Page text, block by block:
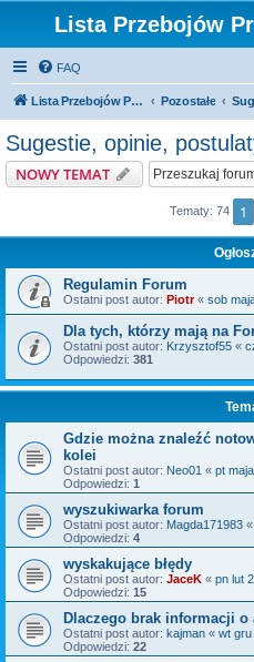
Lista Przebojów
FAQ
Lista Przebojów Programu Trzeciego Pozostałe
Sugestie, opinie,
NOWY TEMAT
Tematy: 74 1
Regulamin Forum
Ostatni post autor: Piotr« sob
Dla tych, którzy mają na
Ostatni post autor: Krzysztof55 «
Odpowiedzi: 381
Gdzie można znaleźć
kolei
Ostatni post autor: Neo01 « pt
Odpowiedzi: 1
wyszukiwarka forum
Ostatni post autor: Magda171983 «
Odpowiedzi: 4
wyskakujące błędy
Ostatni post autor: JaceK « pn lut
Odpowiedzi: 15
Dlaczego brak informacji o
Ostatni post autor: kajman « wt gru
Odpowiedzi: 22